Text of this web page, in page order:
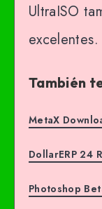
UltraISO
También
MetaX
DollarERP 24
Photoshop